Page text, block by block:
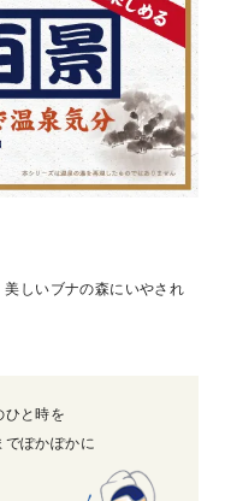
しいブナの森にいやされ
ひと時を
でぽかぽかに